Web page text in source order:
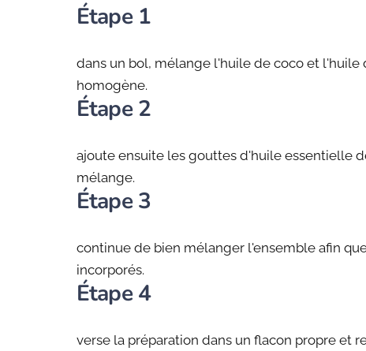
Étape 1
dans un bol, mélange l'huile de coco et l'huile
homogène.
Étape 2
ajoute ensuite les gouttes d'huile essentielle
mélange.
Étape 3
continue de bien mélanger l'ensemble afin
incorporés.
Étape 4
verse la préparation dans un flacon propre et